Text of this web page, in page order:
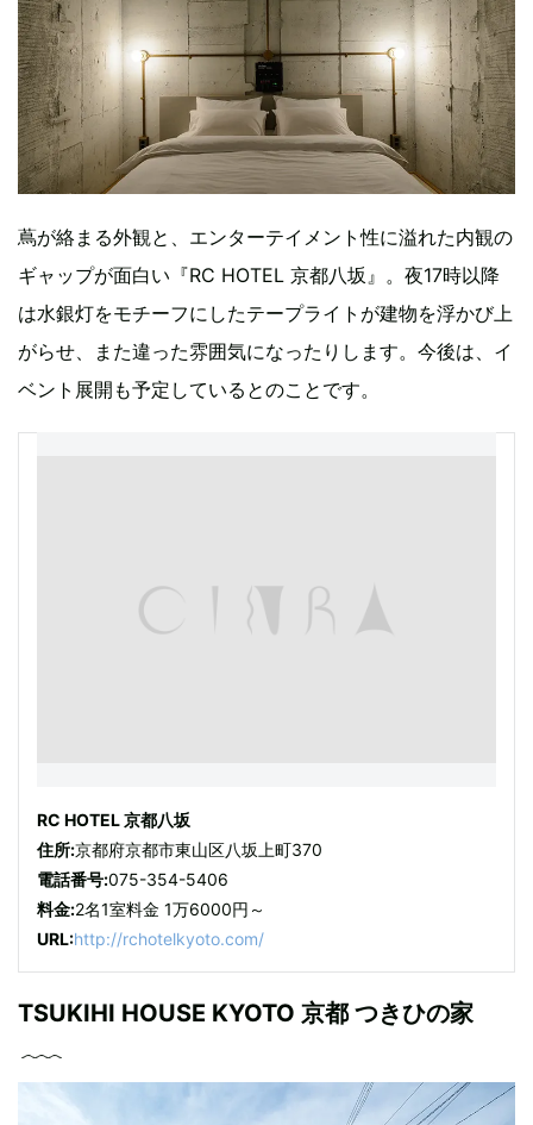
蔦が絡まる外観と、エンターテイメント性に溢れた内観の
ギャップが面白い『RC HOTEL 京都八坂』。夜17時以降
は水銀灯をモチーフにしたテープライトが建物を浮かび上
がらせ、また違った雰囲気になったりします。今後は、イ
ベント展開も予定しているとのことです。
RC HOTEL 京都八坂
住所:京都府京都市東山区八坂上町370
電話番号:075-354-5406
料金:2名1室料金 1万6000円～
URL:http://rchotelkyoto.com/
TSUKIHI HOUSE KYOTO 京都 つきひの家